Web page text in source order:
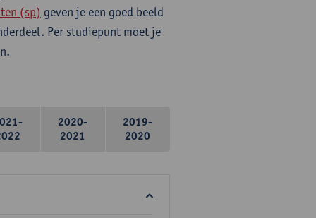
(sp) geven je een goed beeld
Per studiepunt moet je
2020-
2021
2019-
2020